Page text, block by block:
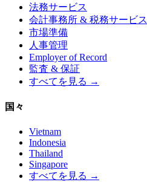
法務サービス
会計事務所 & 税務サービス
市場準備
人事管理
Employer of Record
監査 & 保証
すべてを見る →
国々
Vietnam
Indonesia
Thailand
Singapore
すべてを見る →